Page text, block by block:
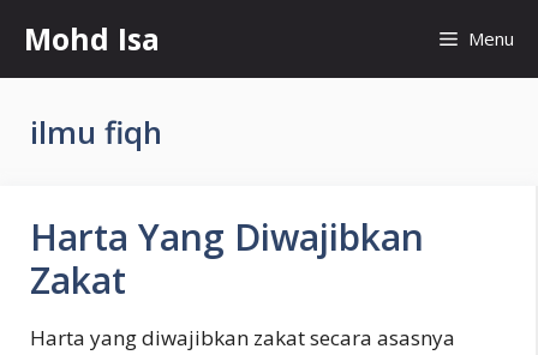
content
Mohd Isa Menu
ilmu fiqh
Harta Yang Diwajibkan
Zakat
Harta yang diwajibkan zakat secara asasnya